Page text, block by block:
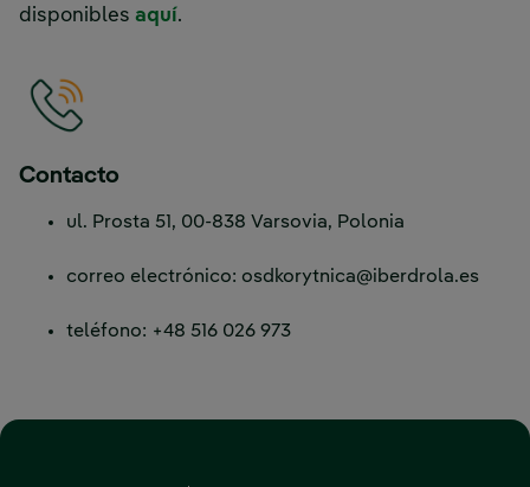
disponibles aquí.
Contacto
ul. Prosta 51, 00-838 Varsovia, Polonia
correo electrónico: osdkorytnica@iberdrola.es
teléfono: +48 516 026 973